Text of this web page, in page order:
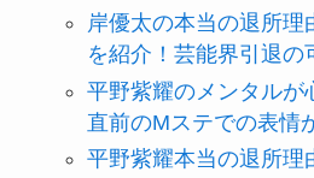
岸優太の本当の退所理
を紹介！芸能界引退の
平野紫耀のメンタルが
直前のMステでの表情
平野紫耀本当の退所理